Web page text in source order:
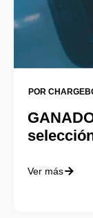
POR
Ver más